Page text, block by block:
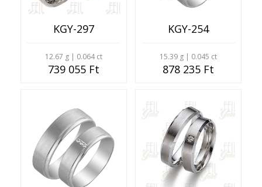
KGY-297
12.67 g | 0.064 ct
739 055 Ft
KGY-254
15.39 g | 0.045 ct
878 235 Ft